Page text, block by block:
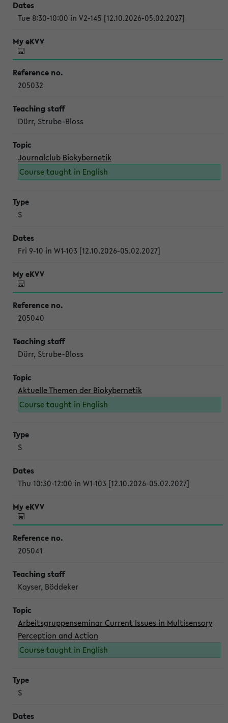
Tue 8:30-10:00 in V2-145 [12.10.2026-05.02.2027]
205032
Dürr, Strube-Bloss
Journalclub Biokybernetik
Course taught in English
S
Fri 9-10 in W1-103 [12.10.2026-05.02.2027]
205040
Dürr, Strube-Bloss
Aktuelle Themen der Biokybernetik
Course taught in English
S
Thu 10:30-12:00 in W1-103 [12.10.2026-05.02.2027]
205041
Kayser, Böddeker
Arbeitsgruppenseminar Current Issues in Multisensory
Perception and Action
Course taught in English
S